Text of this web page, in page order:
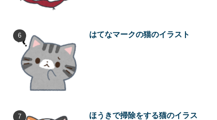
はてなマークの猫のイラスト
ほうきで掃除をする猫のイラス